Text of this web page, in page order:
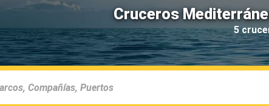
Cruceros
5